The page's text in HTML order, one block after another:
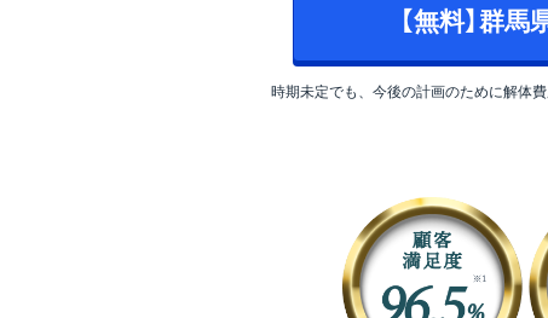
【無料】群
時期未定でも、今後の計画のために解体